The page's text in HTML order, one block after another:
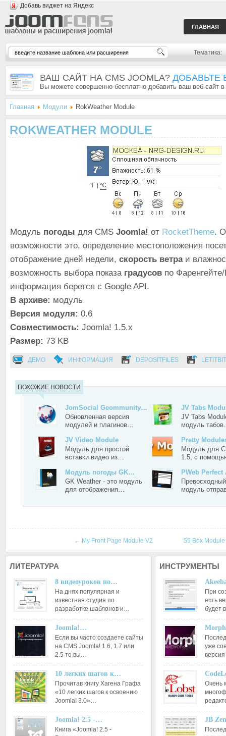
Добавь виджет на Яндекс
ГЛАВНАЯ
Тематика:
ВАШ САЙТ НА CMS JOOMLA? ДОБАВЬТЕ
Вы можете совершенно бесплатно добавить ваш веб-сайт
Главная Модули RokWeather Module
ROKWEATHER MODULE
Модуль погоды для CMS Joomla! от RocketTheme.
возможности это, определение местоположения
отображение дней недели, скорость ветраи
возможность выбора показа градусов по
информация берется с Google API.
В архиве: модуль
Версия модуля: 0.6
Совместимость: Joomla! 1.5.x
Размер: 73 KB
ДЕМО ИНФОРМАЦИЯ DEPOSITFILES LETITBIT
ПОХОЖИЕ НОВОСТИ
JomSocial Geommunity…
Обновленная версия
модулей и плагинов…
JV Tabs
JV Tabs
модуль
JV Video Module
Модуль для простой
вставки видео из…
Pretty
Модуль для
1.5, с
Модуль погоды GK…
GK Weather - это модуль
для отображения…
PWeb
модуль
← My Front Page Module V2 S5 Box Module
ЛИТЕРАТУРА
8 видеоуроков по…
На днях популярная и
известная студия по
разработке шаблонов и…
Joomla!…
Если вы часто создаете сайты
на CMS Joomla! 1.6, 1.7 или
2.5 то вы…
10 легких шагов к…
Прочитав книгу Хагена Графа
«10 легких шагов к освоению
Joomla! 3.0»…
Joomla! 2.5 -…
Книга «Joomla! 2.5 -
ИНСТРУМЕНТЫ
При
есть
будет
уже
Очень
JB